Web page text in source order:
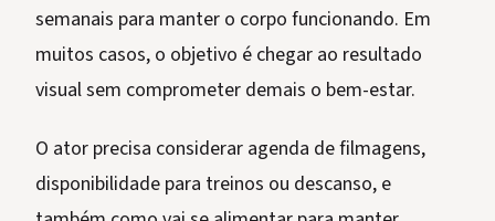
semanais para manter o corpo funcionando. Em
muitos casos, o objetivo é chegar ao resultado
visual sem comprometer demais o bem-estar.
O ator precisa considerar agenda de filmagens,
disponibilidade para treinos ou descanso, e